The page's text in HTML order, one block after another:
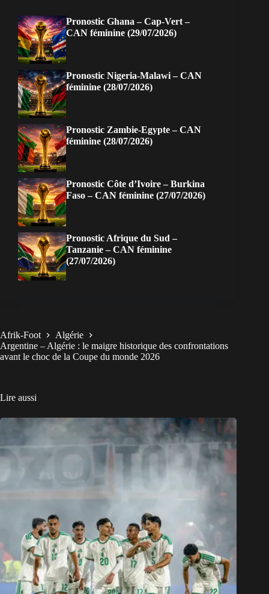
Pronostic Ghana – Cap-Vert –
CAN féminine (29/07/2026)
Pronostic Nigeria-Malawi – CAN
féminine (28/07/2026)
Pronostic Zambie-Egypte – CAN
féminine (28/07/2026)
Pronostic Côte d’Ivoire – Burkina
Faso – CAN féminine (27/07/2026)
Pronostic Afrique du Sud –
Tanzanie – CAN féminine
(27/07/2026)
Afrik-Foot
Algérie
Argentine – Algérie : le maigre historique des confrontations
avant le choc de la Coupe du monde 2026
Lire aussi